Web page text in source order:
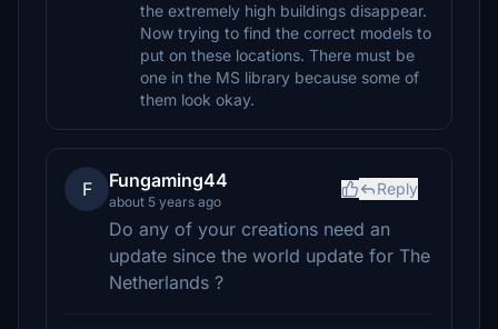
the extremely high buildings disappear.
Now trying to find the correct models to
put on these locations. There must be
one in the MS library because some of
them look okay.
F Fungaming44
about 5 years ago
Reply
Do any of your creations need an
update since the world update for The
Netherlands ?